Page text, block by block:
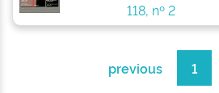
118, nº 2
previous 1